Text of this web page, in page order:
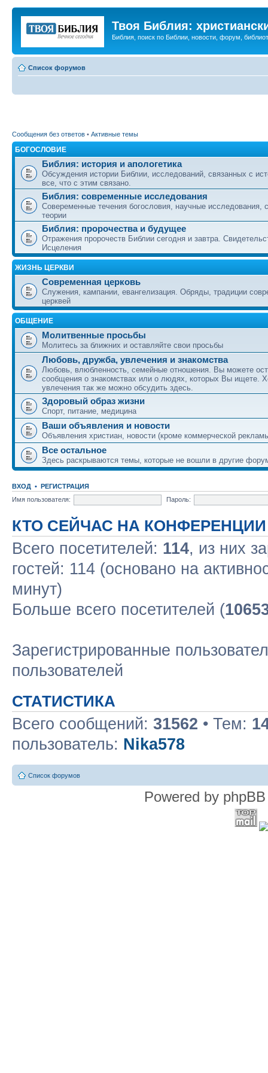
Твоя Библия:
Библия, поиск по Библии, новости, форум,
Список форумов
Сообщения без ответов • Активные темы
БОГОСЛОВИЕ
Библия: история и апологетика
Обсуждения истории Библии, исследований, связанных с
все, что с этим связано.
Библия: современные исследования
Совеременные течения богословия, научные исследования,
теории
Библия: пророчества и будущее
Отражения пророчеств Библии сегодня и завтра.
Исцеления
ЖИЗНЬ ЦЕРКВИ
Современная церковь
Служения, кампании, евангелизация. Обряды, традиции
церквей
ОБЩЕНИЕ
Молитвенные просьбы
Молитесь за ближних и оставляйте свои просьбы
Любовь, дружба, увлечения и знакомства
Любовь, влюбленность, семейные отношения. Вы можете
сообщения о знакомствах или о людях, которых Вы ищете.
увлечения так же можно обсудить здесь.
Здоровый образ жизни
Спорт, питание, медицина
Ваши объявления и новости
Объявления христиан, новости (кроме коммерческой
Все остальное
Здесь раскрываются темы, которые не вошли в другие
ВХОД • РЕГИСТРАЦИЯ
Имя пользователя:
Пароль:
КТО СЕЙЧАС НА КОНФЕРЕНЦИИ
Всего посетителей: 114, из них
гостей: 114 (основано на
минут)
Больше всего посетителей (
Зарегистрированные
пользователей
СТАТИСТИКА
Всего сообщений: 31562 • Тем:
пользователь: Nika578
Список форумов
Powered by